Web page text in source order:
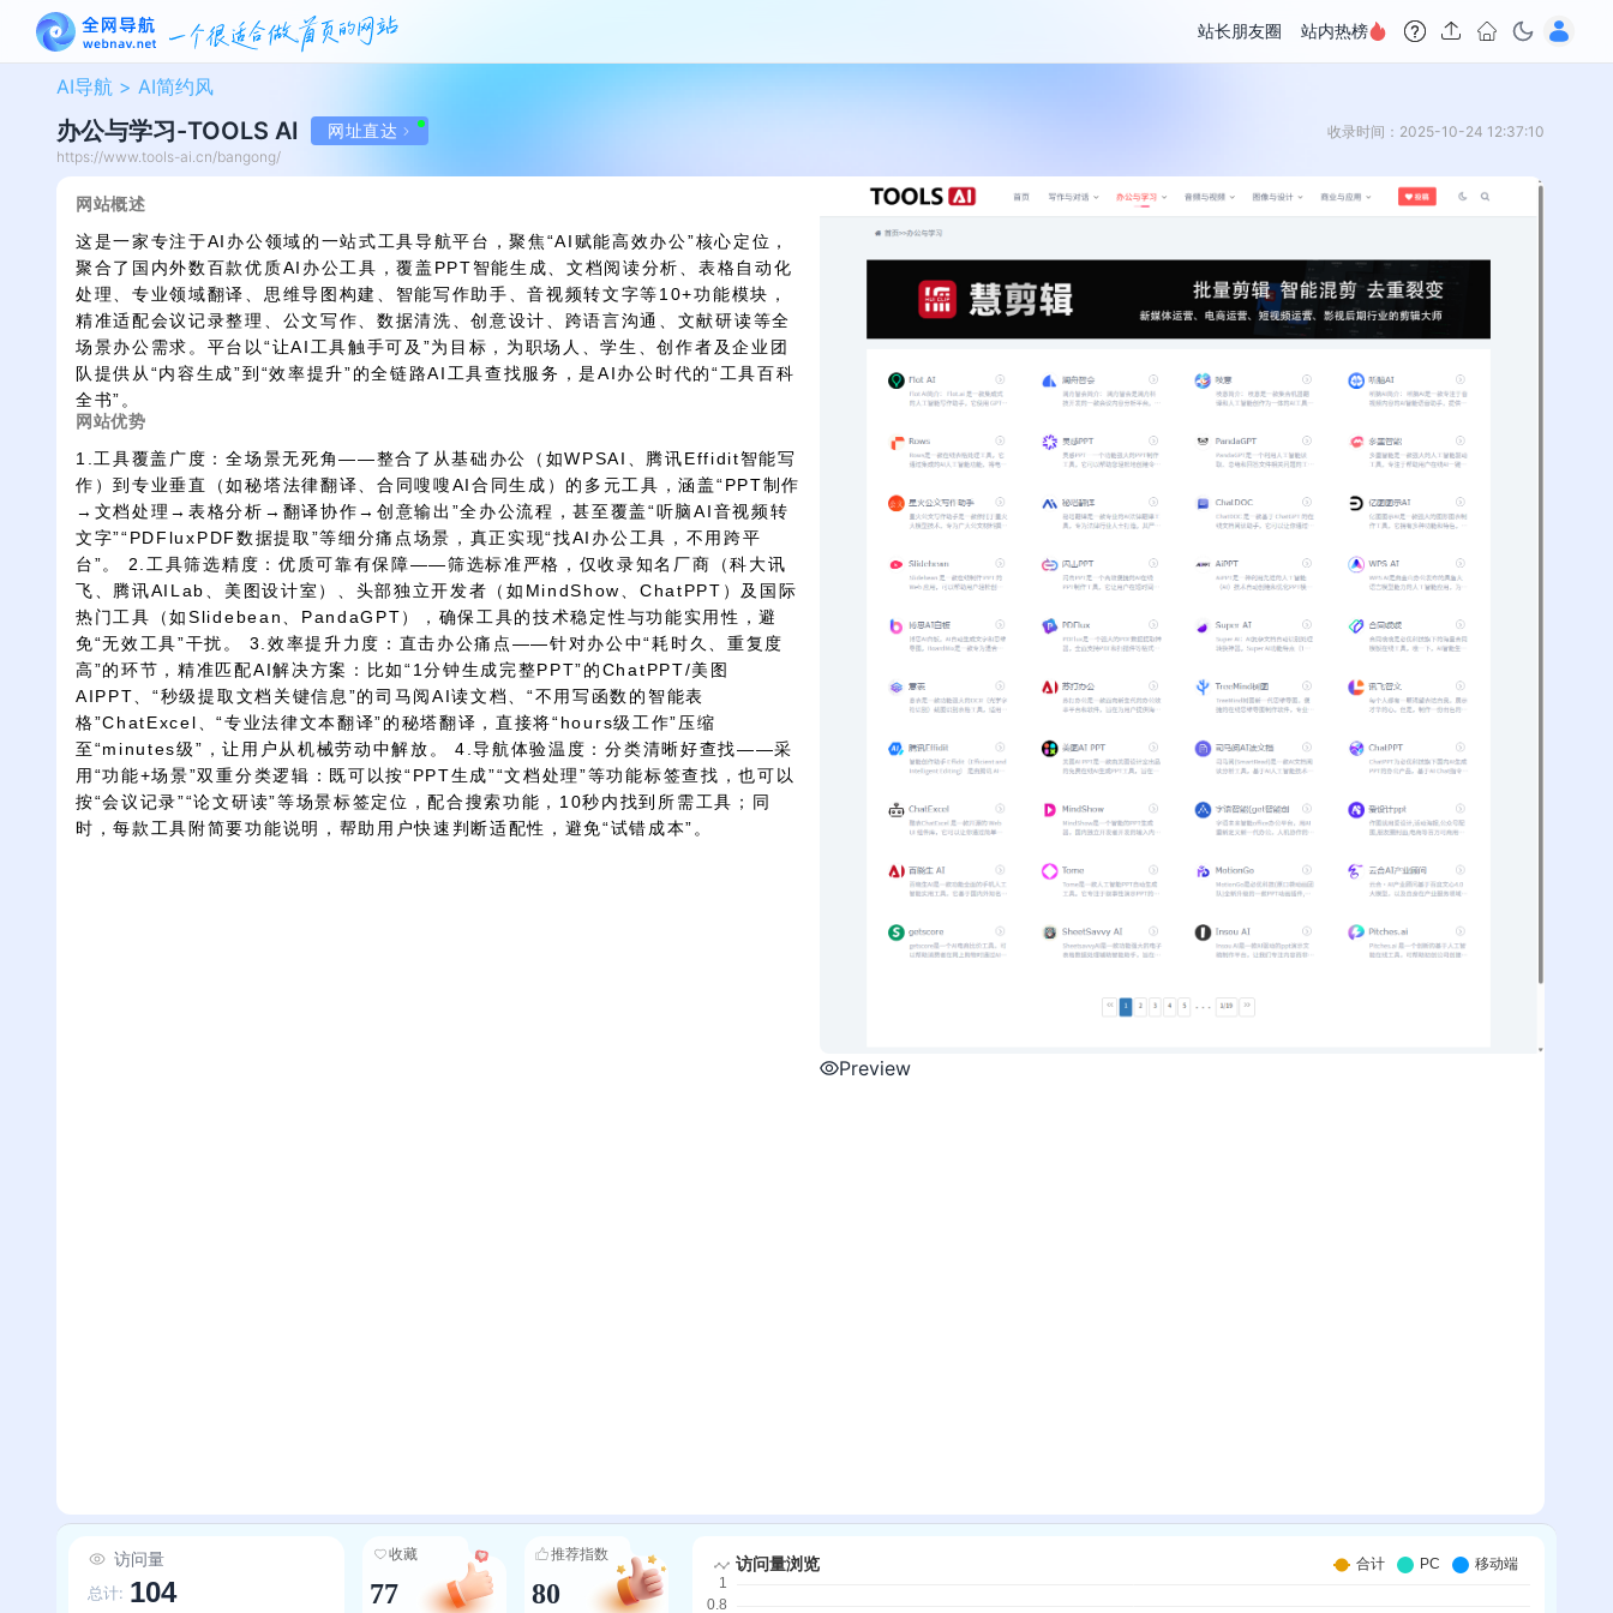
站长朋友圈 站内热榜
AI导航 >AI简约风
办公与学习-TOOLS AI 网址直达
收录时间：2025-10-24 12:37:10
https://www.tools-ai.cn/bangong/
网站概述
这是一家专注于AI办公领域的一站式工具导航平台，聚焦“AI赋能高效办公”核心定位，
聚合了国内外数百款优质AI办公工具，覆盖PPT智能生成、文档阅读分析、表格自动化
处理、专业领域翻译、思维导图构建、智能写作助手、音视频转文字等10+功能模块，
精准适配会议记录整理、公文写作、数据清洗、创意设计、跨语言沟通、文献研读等全
场景办公需求。平台以“让AI工具触手可及”为目标，为职场人、学生、创作者及企业团
队提供从“内容生成”到“效率提升”的全链路AI工具查找服务，是AI办公时代的“工具百科
全书”。
网站优势
1.工具覆盖广度：全场景无死角——整合了从基础办公（如WPSAI、腾讯Effidit智能写
作）到专业垂直（如秘塔法律翻译、合同嗖嗖AI合同生成）的多元工具，涵盖“PPT制作
→文档处理→表格分析→翻译协作→创意输出”全办公流程，甚至覆盖“听脑AI音视频转
文字”“PDFluxPDF数据提取”等细分痛点场景，真正实现“找AI办公工具，不用跨平
台”。 2.工具筛选精度：优质可靠有保障——筛选标准严格，仅收录知名厂商（科大讯
飞、腾讯AILab、美图设计室）、头部独立开发者（如MindShow、ChatPPT）及国际
热门工具（如Slidebean、PandaGPT），确保工具的技术稳定性与功能实用性，避
免“无效工具”干扰。 3.效率提升力度：直击办公痛点——针对办公中“耗时久、重复度
高”的环节，精准匹配AI解决方案：比如“1分钟生成完整PPT”的ChatPPT/美图
AIPPT、“秒级提取文档关键信息”的司马阅AI读文档、“不用写函数的智能表
格”ChatExcel、“专业法律文本翻译”的秘塔翻译，直接将“hours级工作”压缩
至“minutes级”，让用户从机械劳动中解放。 4.导航体验温度：分类清晰好查找——采
用“功能+场景”双重分类逻辑：既可以按“PPT生成”“文档处理”等功能标签查找，也可以
按“会议记录”“论文研读”等场景标签定位，配合搜索功能，10秒内找到所需工具；同
时，每款工具附简要功能说明，帮助用户快速判断适配性，避免“试错成本”。
Preview
访问量
总计: 104
收藏
77
推荐指数
80